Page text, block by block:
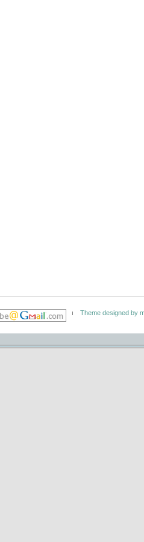
Theme designed by